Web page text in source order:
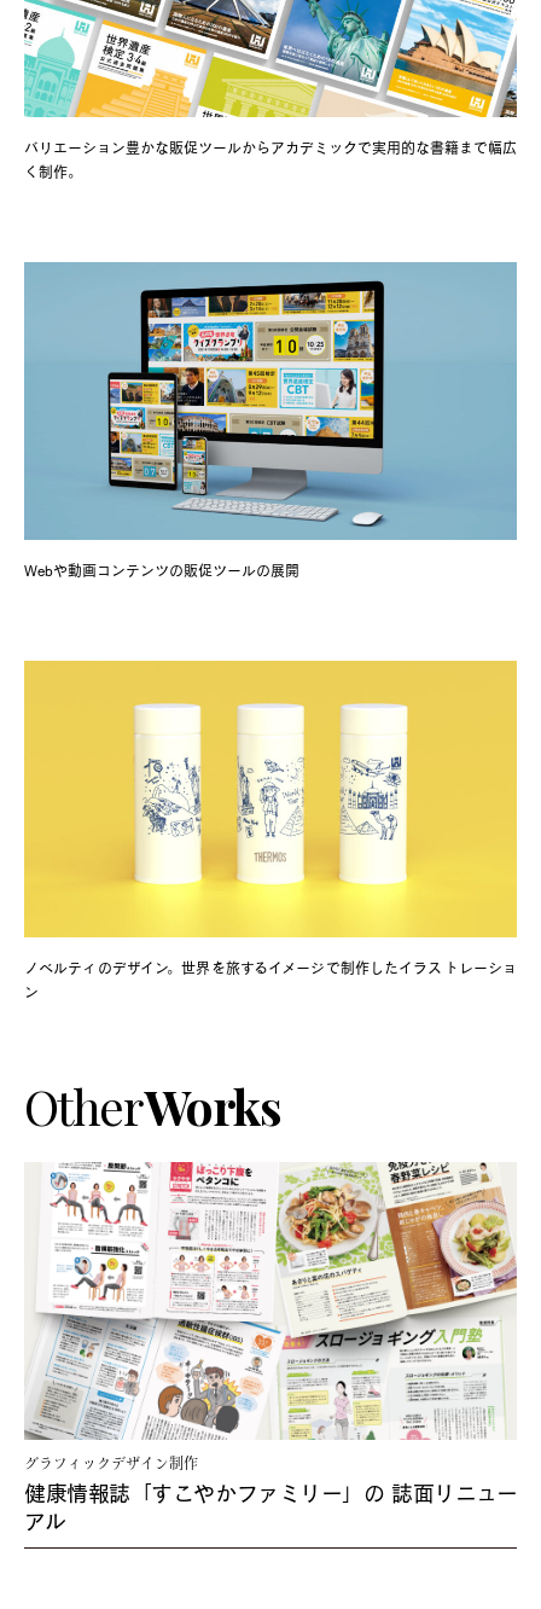
バリエーション豊かな販促ツールからアカデミックで実用的な書籍まで幅広
く制作。
Webや動画コンテンツの販促ツールの展開
ノベルティのデザイン。世界を旅するイメージで制作したイラストレーショ
ン
OtherWorks
グラフィックデザイン制作
健康情報誌「すこやかファミリー」の 誌面リニュー
アル